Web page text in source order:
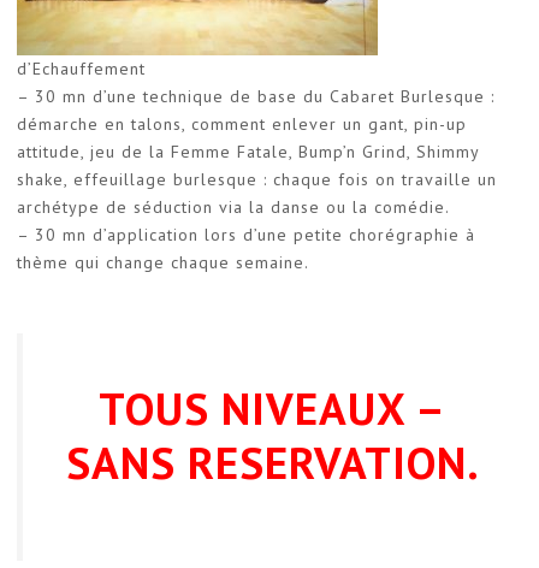
d’Echauffement
– 30 mn d’une technique de base du Cabaret Burlesque :
démarche en talons, comment enlever un gant, pin-up
attitude, jeu de la Femme Fatale, Bump’n Grind, Shimmy
shake, effeuillage burlesque : chaque fois on travaille un
archétype de séduction via la danse ou la comédie.
– 30 mn d’application lors d’une petite chorégraphie à
thème qui change chaque semaine.
TOUS NIVEAUX –
SANS RESERVATION.